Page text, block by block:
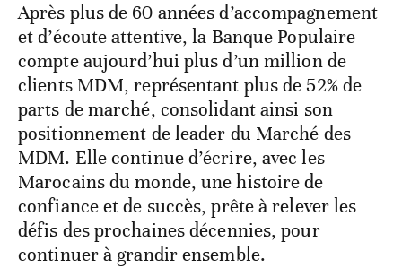
Après plus de 60 années d’accompagnement
et d’écoute attentive, la Banque Populaire
compte aujourd’hui plus d’un million de
clients MDM, représentant plus de 52% de
parts de marché, consolidant ainsi son
positionnement de leader du Marché des
MDM. Elle continue d’écrire, avec les
Marocains du monde, une histoire de
confiance et de succès, prête à relever les
défis des prochaines décennies, pour
continuer à grandir ensemble.